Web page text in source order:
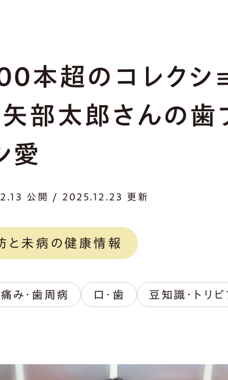
本超のコレクシ
矢部太郎さんの歯
愛
公開 / 2025.12.23 更新
と未病の健康情報
み・歯周病 口・歯 豆知識・トリ